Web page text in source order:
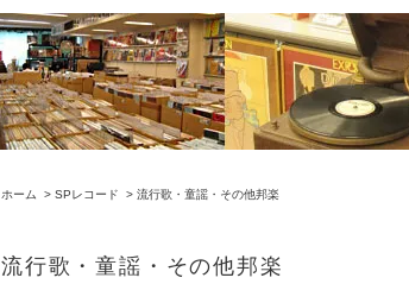
ホーム > SPレコード > 流行歌・童謡・その他邦楽
流行歌・童謡・その他邦楽